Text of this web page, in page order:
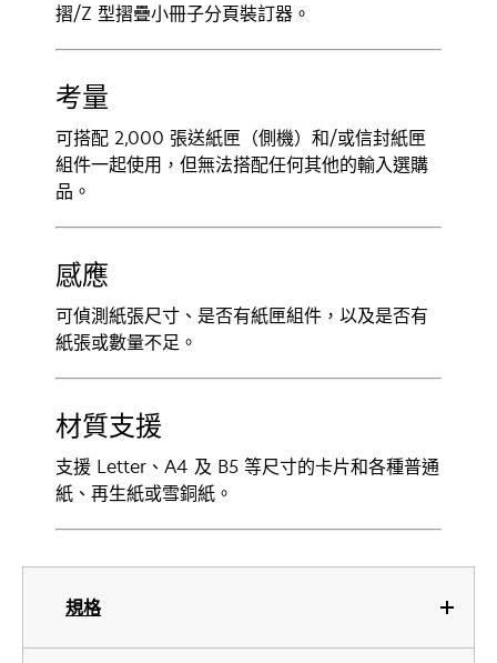
規格
摺/Z 型摺疊小冊子分頁裝訂器。
考量
可搭配 2,000 張送紙匣（側機）和/或信封紙匣
組件一起使用，但無法搭配任何其他的輸入選購
品。
感應
可偵測紙張尺寸、是否有紙匣組件，以及是否有
紙張或數量不足。
材質支援
支援 Letter、A4 及 B5 等尺寸的卡片和各種普通
紙、再生紙或雪銅紙。